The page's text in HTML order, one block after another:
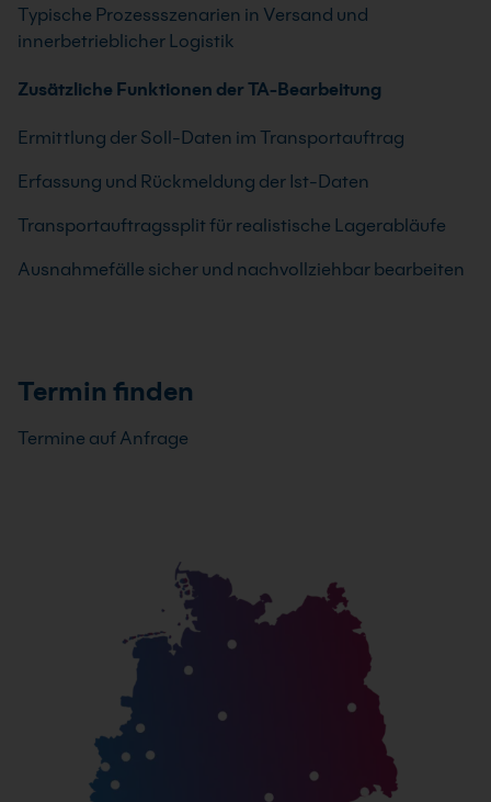
Typische Prozessszenarien in Versand und
innerbetrieblicher Logistik
Zusätzliche Funktionen der TA-Bearbeitung
Ermittlung der Soll-Daten im Transportauftrag
Erfassung und Rückmeldung der Ist-Daten
Transportauftragssplit für realistische Lagerabläufe
Ausnahmefälle sicher und nachvollziehbar bearbeiten
Termin finden
Termine auf Anfrage